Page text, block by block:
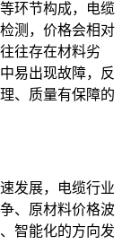
环节构成，电缆
测，价格会相对
往存在材料劣
易出现故障，反
、质量有保障的
发展，电缆行业
、原材料价格波
智能化的方向发